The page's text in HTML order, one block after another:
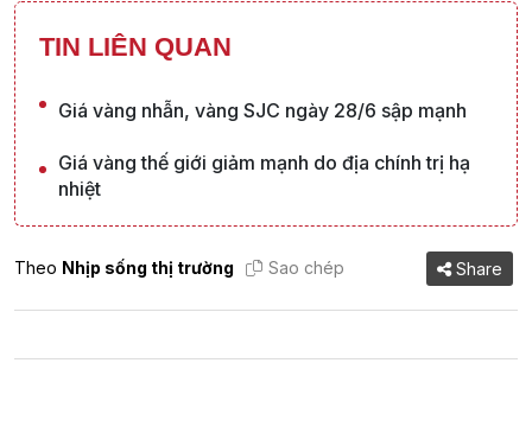
TIN LIÊN QUAN
Giá vàng nhẫn, vàng SJC ngày 28/6 sập mạnh
Giá vàng thế giới giảm mạnh do địa chính trị hạ
nhiệt
Theo Nhịp sống thị trường Sao chép Share